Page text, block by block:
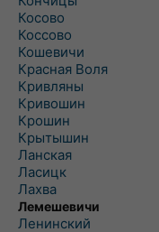
Косово
Коссово
Кошевичи
Красная Воля
Кривляны
Кривошин
Крошин
Крытышин
Ланская
Ласицк
Лахва
Лемешевичи
Ленинский